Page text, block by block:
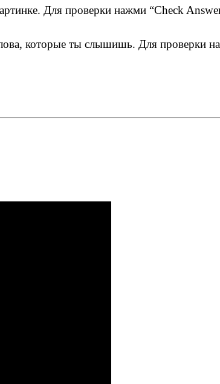
Для проверки нажми “Check
которые ты слышишь. Для проверки